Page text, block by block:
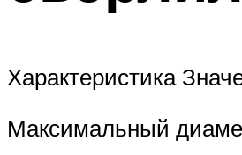
Характеристика
Максимальный